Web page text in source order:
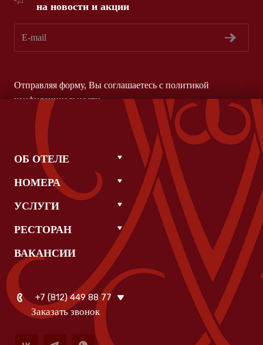
на новости и акции
Отправляя форму, Вы соглашаетесь с политикой
конфиденциальности
ОБ ОТЕЛЕ
НОМЕРА
УСЛУГИ
РЕСТОРАН
ВАКАНСИИ
+7 (812) 449 88 77
Заказать звонок